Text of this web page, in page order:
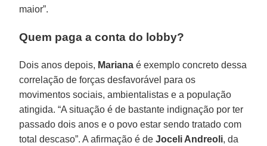
maior”.
Quem paga a conta do lobby?
Dois anos depois, Mariana é exemplo concreto dessa
correlação de forças desfavorável para os
movimentos sociais, ambientalistas e a população
atingida. “A situação é de bastante indignação por ter
passado dois anos e o povo estar sendo tratado com
total descaso”. A afirmação é deJoceli Andreoli, da